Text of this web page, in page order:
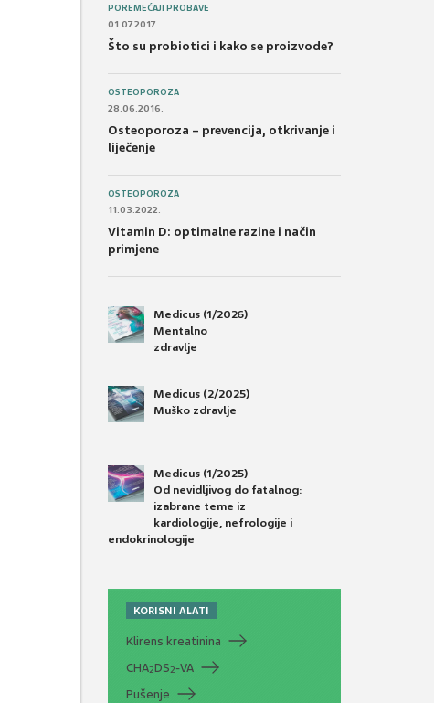
POREMEĆAJI PROBAVE
01.07.2017.
Što su probiotici i kako se proizvode?
OSTEOPOROZA
28.06.2016.
Osteoporoza – prevencija, otkrivanje i
liječenje
OSTEOPOROZA
11.03.2022.
Vitamin D: optimalne razine i način
primjene
Medicus (1/2026)
Mentalno
zdravlje
Medicus (2/2025)
Muško zdravlje
Medicus (1/2025)
Od nevidljivog do fatalnog:
izabrane teme iz
kardiologije, nefrologije i
endokrinologije
KORISNI ALATI
Klirens kreatinina
CHA2DS2-VA
Pušenje